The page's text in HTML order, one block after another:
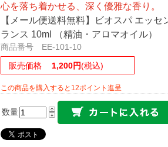
心を落ち着かせる、深く優雅な香り。
【メール便送料無料】ビオスパ エッ
ランス 10ml （精油・アロマオイル）
商品番号 EE-101-10
販売価格
1,200円(税込)
この商品を購入すると12ポイント進呈
数量